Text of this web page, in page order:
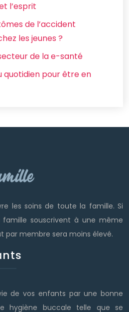
l’esprit
de l’accident
les jeunes ?
de la e-santé
quotidien pour être en
les soins de toute la famille. Si
souscrivent à une même
par membre sera moins élevé.
de vos enfants par une bonne
hygiène buccale telle que se